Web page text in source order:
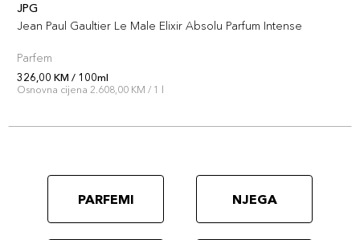
JPG
Jean Paul Gaultier Le Male Elixir Absolu Parfum Intense
Parfem
326,00 KM / 100ml
Osnovna cijena 2.608,00 KM / 1 l
PARFEMI NJEGA